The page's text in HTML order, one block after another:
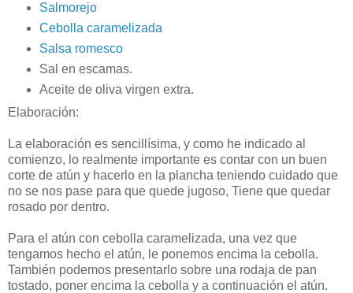
Salmorejo
Cebolla caramelizada
Salsa romesco
Sal en escamas.
Aceite de oliva virgen extra.
Elaboración:
La elaboración es sencillísima, y como he indicado al
comienzo, lo realmente importante es contar con un buen
corte de atún y hacerlo en la plancha teniendo cuidado que
no se nos pase para que quede jugoso, Tiene que quedar
rosado por dentro.
Para el atún con cebolla caramelizada, una vez que
tengamos hecho el atún, le ponemos encima la cebolla.
También podemos presentarlo sobre una rodaja de pan
tostado, poner encima la cebolla y a continuación el atún.